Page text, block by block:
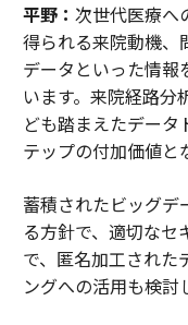
平野： 次世代医療へ
得られる来院動機、
データといった情報
います。来院経路分
ども踏まえたデー
テップの付加価値と
蓄積されたビッグデ
る方針で、適切なセ
で、匿名加工された
ングへの活用も検討